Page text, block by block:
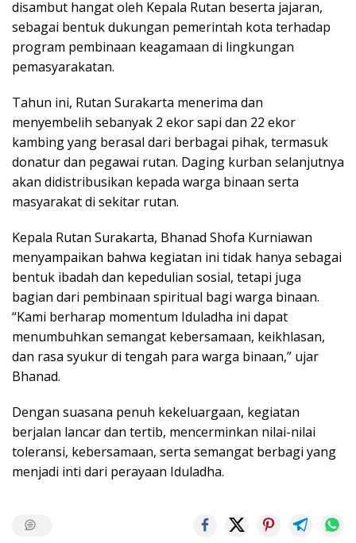
disambut hangat oleh Kepala Rutan beserta jajaran,
sebagai bentuk dukungan pemerintah kota terhadap
program pembinaan keagamaan di lingkungan
pemasyarakatan.
Tahun ini, Rutan Surakarta menerima dan
menyembelih sebanyak 2 ekor sapi dan 22 ekor
kambing yang berasal dari berbagai pihak, termasuk
donatur dan pegawai rutan. Daging kurban selanjutnya
akan didistribusikan kepada warga binaan serta
masyarakat di sekitar rutan.
Kepala Rutan Surakarta, Bhanad Shofa Kurniawan
menyampaikan bahwa kegiatan ini tidak hanya sebagai
bentuk ibadah dan kepedulian sosial, tetapi juga
bagian dari pembinaan spiritual bagi warga binaan.
“Kami berharap momentum Iduladha ini dapat
menumbuhkan semangat kebersamaan, keikhlasan,
dan rasa syukur di tengah para warga binaan,” ujar
Bhanad.
Dengan suasana penuh kekeluargaan, kegiatan
berjalan lancar dan tertib, mencerminkan nilai-nilai
toleransi, kebersamaan, serta semangat berbagi yang
menjadi inti dari perayaan Iduladha.